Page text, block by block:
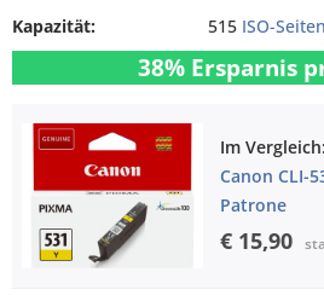
Kapazität:
515 ISO-Seiten
38% Ersparnis
Im Vergleich:
Canon CLI-
Patrone
€ 15,90